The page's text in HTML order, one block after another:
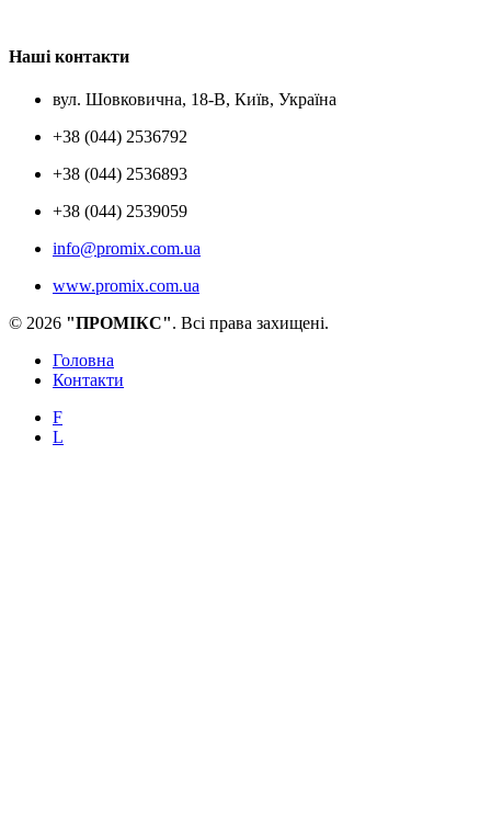
Наші контакти
вул. Шовковична, 18-В, Київ, Україна
+38 (044) 2536792
+38 (044) 2536893
+38 (044) 2539059
info@promix.com.ua
www.promix.com.ua
© 2026 "ПРОМІКС". Всі права захищені.
Головна
Контакти
F
L